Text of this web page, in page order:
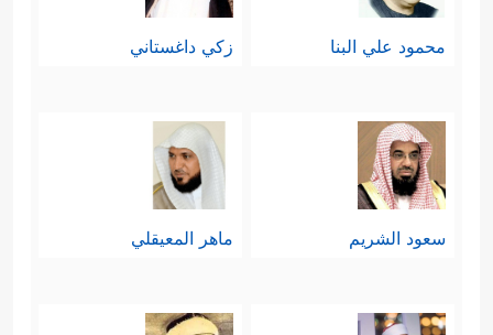
محمود علي البنا زكي داغستاني
سعود الشريم ماهر المعيقلي